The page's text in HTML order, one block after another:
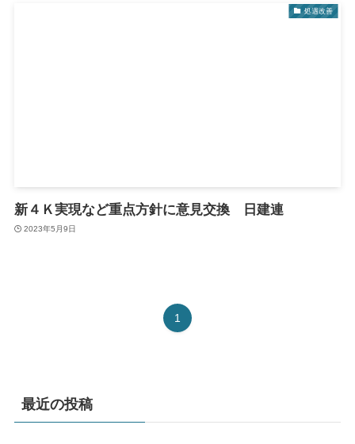
処遇改善
新４Ｋ実現など重点方針に意見交換 日建連
2023年5月9日
1
最近の投稿